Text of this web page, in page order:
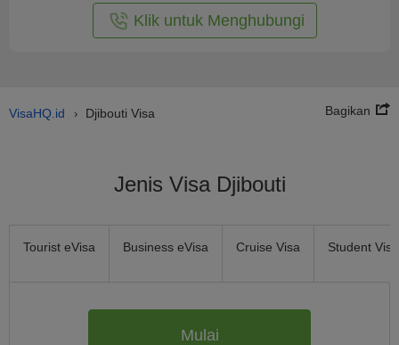
Klik untuk Menghubungi
VisaHQ.id › Djibouti Visa Bagikan
Jenis Visa Djibouti
Tourist eVisa Business eVisa Cruise Visa Student Visa
Mulai